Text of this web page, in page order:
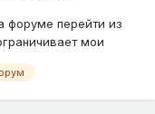
форуме перейти из
мои